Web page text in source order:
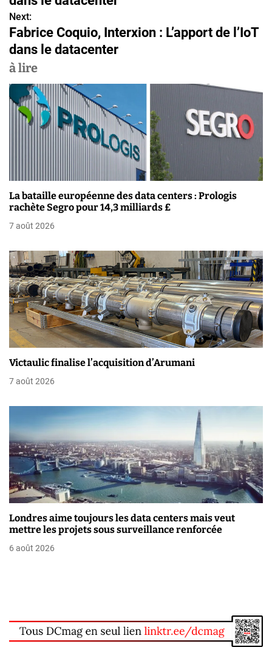
v
i
g
a
n
d
e
l
’
a
r
t
i
c
l
e
Next:
Fabrice Coquio, Interxion : L’apport de l’IoT
dans le datacenter
à lire
La bataille européenne des data centers : Prologis
rachète Segro pour 14,3 milliards £
7 août 2026
Victaulic finalise l’acquisition d’Arumani
7 août 2026
Londres aime toujours les data centers mais veut
mettre les projets sous surveillance renforcée
6 août 2026